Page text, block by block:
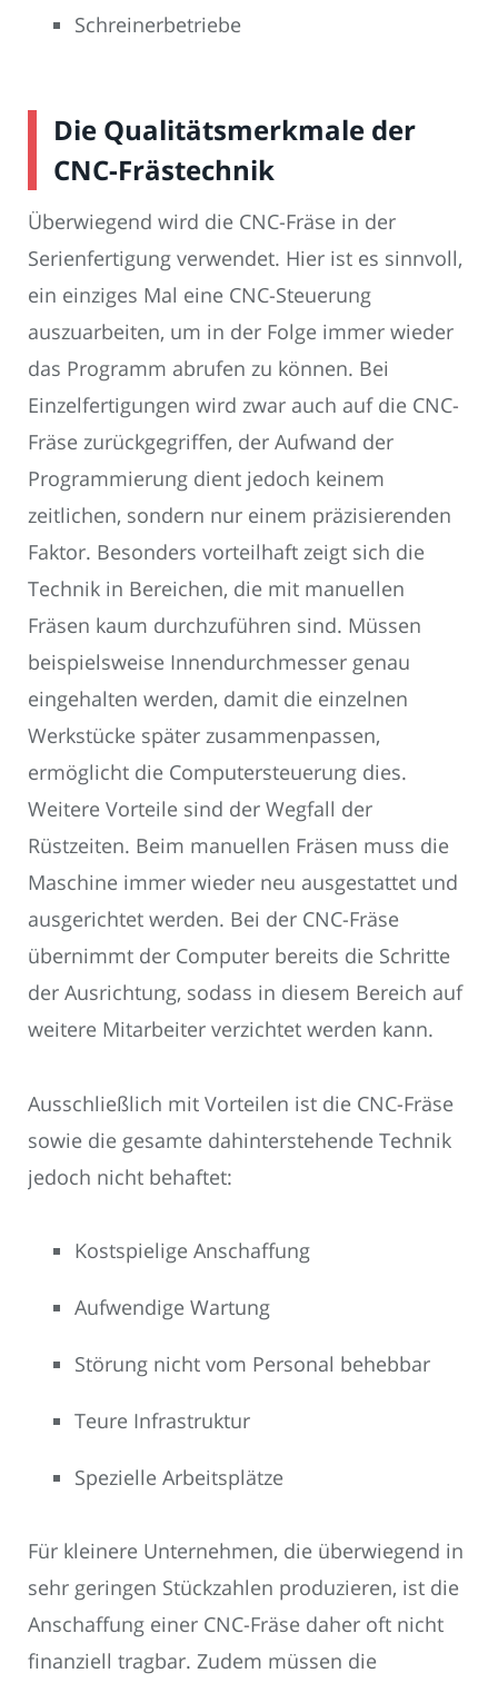
Schreinerbetriebe
Die Qualitätsmerkmale der
CNC-Frästechnik
Überwiegend wird die CNC-Fräse in der
Serienfertigung verwendet. Hier ist es sinnvoll,
ein einziges Mal eine CNC-Steuerung
auszuarbeiten, um in der Folge immer wieder
das Programm abrufen zu können. Bei
Einzelfertigungen wird zwar auch auf die CNC-
Fräse zurückgegriffen, der Aufwand der
Programmierung dient jedoch keinem
zeitlichen, sondern nur einem präzisierenden
Faktor. Besonders vorteilhaft zeigt sich die
Technik in Bereichen, die mit manuellen
Fräsen kaum durchzuführen sind. Müssen
beispielsweise Innendurchmesser genau
eingehalten werden, damit die einzelnen
Werkstücke später zusammenpassen,
ermöglicht die Computersteuerung dies.
Weitere Vorteile sind der Wegfall der
Rüstzeiten. Beim manuellen Fräsen muss die
Maschine immer wieder neu ausgestattet und
ausgerichtet werden. Bei der CNC-Fräse
übernimmt der Computer bereits die Schritte
der Ausrichtung, sodass in diesem Bereich auf
weitere Mitarbeiter verzichtet werden kann.
Ausschließlich mit Vorteilen ist die CNC-Fräse
sowie die gesamte dahinterstehende Technik
jedoch nicht behaftet:
Kostspielige Anschaffung
Aufwendige Wartung
Störung nicht vom Personal behebbar
Teure Infrastruktur
Spezielle Arbeitsplätze
Für kleinere Unternehmen, die überwiegend in
sehr geringen Stückzahlen produzieren, ist die
Anschaffung einer CNC-Fräse daher oft nicht
finanziell tragbar. Zudem müssen die